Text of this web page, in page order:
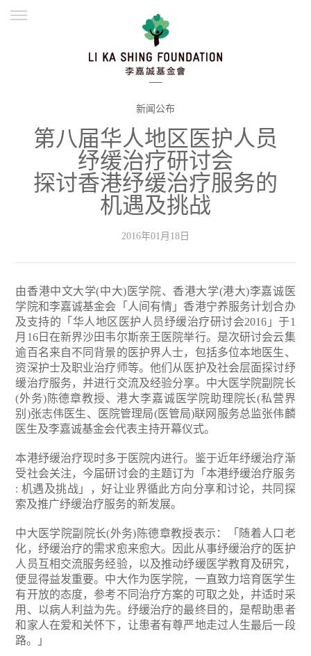
並肩同行
繁體
新闻公布
第八届华人地区医护人员
纾缓治疗研讨会
探讨香港纾缓治疗服务的
机遇及挑战
2016年01月18日
由香港中文大学(中大)医学院、香港大学(港大)李嘉诚医
学院和李嘉诚基金会「人间有情」香港宁养服务计划合办
及支持的「华人地区医护人员纾缓治疗研讨会2016」于1
月16日在新界沙田韦尔斯亲王医院举行。是次研讨会云集
逾百名来自不同背景的医护界人士，包括多位本地医生、
资深护士及职业治疗师等。他们从医护及社会层面探讨纾
缓治疗服务，并进行交流及经验分享。中大医学院副院长
(外务)陈德章教授、港大李嘉诚医学院助理院长(私营界
别)张志伟医生、医院管理局(医管局)联网服务总监张伟麟
医生及李嘉诚基金会代表主持开幕仪式。
本港纾缓治疗现时多于医院内进行。鉴于近年纾缓治疗渐
受社会关注，今届研讨会的主题订为「本港纾缓治疗服务
: 机遇及挑战」，好让业界循此方向分享和讨论，共同探
索及推广纾缓治疗服务的新发展。
中大医学院副院长(外务)陈德章教授表示：「随着人口老
化，纾缓治疗的需求愈来愈大。因此从事纾缓治疗的医护
人员互相交流服务经验，以及推动纾缓医学教育及研究，
便显得益发重要。中大作为医学院，一直致力培育医学生
有开放的态度，参考不同治疗方案的可取之处，并适时采
用、以病人利益为先。纾缓治疗的最终目的，是帮助患者
和家人在爱和关怀下，让患者有尊严地走过人生最后一段
路。」